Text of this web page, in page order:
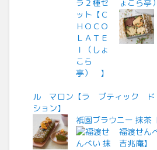
ょこら亭
ル マロン【ラ ブティック ド
ション】
祇園ブラウニー 抹茶
福渡せん
吉兆庵】